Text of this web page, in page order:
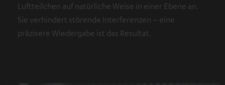
Luftteilchen auf natürliche Weise in einer Ebene an.
Sie verhindert störende Interferenzen – eine
präzisere Wiedergabe ist das Resultat.